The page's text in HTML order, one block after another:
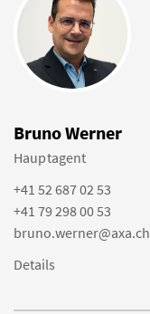
Bruno Werner
Hauptagent
+41 52 687 02 53
+41 79 298 00 53
bruno.werner@axa.ch
Details